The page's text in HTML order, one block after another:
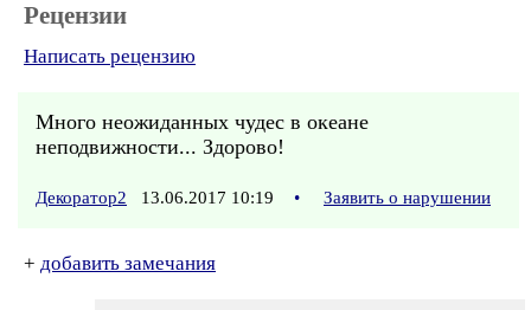
Рецензии
Написать рецензию
Много неожиданных чудес в океане
неподвижности... Здорово!
Декоратор2 13.06.2017 10:19 • Заявить о нарушении
+ добавить замечания